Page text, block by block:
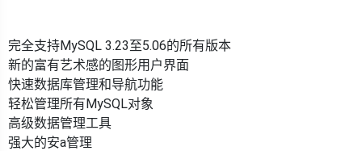
完全支持MySQL 3.23至5.06的所有版本
新的富有艺术感的图形用户界面
快速数据库管理和导航功能
轻松管理所有MySQL对象
高级数据管理工具
强大的安a管理